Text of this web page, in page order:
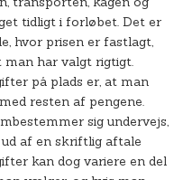
tidligt i forløbet. Det er
hvor prisen er fastlagt,
man har valgt rigtigt.
på plads er, at man
resten af pengene.
sig undervejs,
af en skriftlig aftale
kan dog variere en del